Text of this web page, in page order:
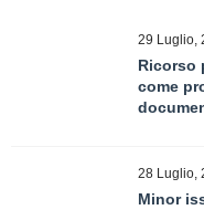
29 Luglio,
Ricorso
come
28 Luglio,
Minor